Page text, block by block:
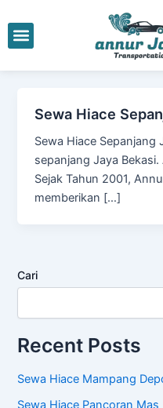
ke
konten
Menu
Sewa Hiace
Sewa Hiace Sepanjang
sepanjang Jaya
Sejak Tahun 2001,
memberikan […]
Cari
Recent Posts
Sewa Hiace Mampang
Sewa Hiace Pancoran Mas